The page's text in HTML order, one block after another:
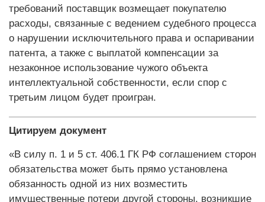
требований поставщик возмещает покупателю
расходы, связанные с ведением судебного процесса
о нарушении исключительного права и оспаривании
патента, а также с выплатой компенсации за
незаконное использование чужого объекта
интеллектуальной собственности, если спор с
третьим лицом будет проигран.
Цитируем документ
«В силу п. 1 и 5 ст. 406.1 ГК РФ соглашением сторон
обязательства может быть прямо установлена
обязанность одной из них возместить
имущественные потери другой стороны, возникшие